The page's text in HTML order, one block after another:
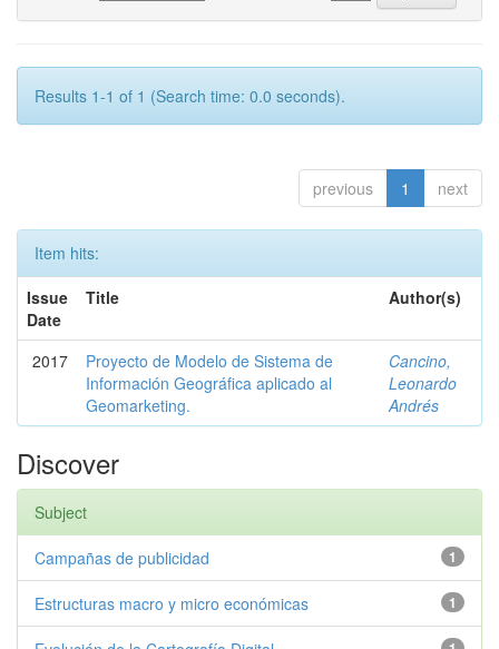
Results 1-1 of 1 (Search time: 0.0 seconds).
previous 1 next
Item hits:
Issue
Date
Title Author(s)
2017
Proyecto de Modelo de Sistema de
Información Geográfica aplicado al
Geomarketing.
Cancino,
Leonardo
Andrés
Discover
Subject
1
Campañas de publicidad
1
Estructuras macro y micro económicas